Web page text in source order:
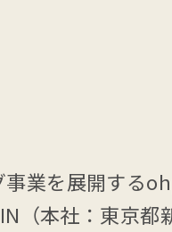
業を展開する
（本社：東京